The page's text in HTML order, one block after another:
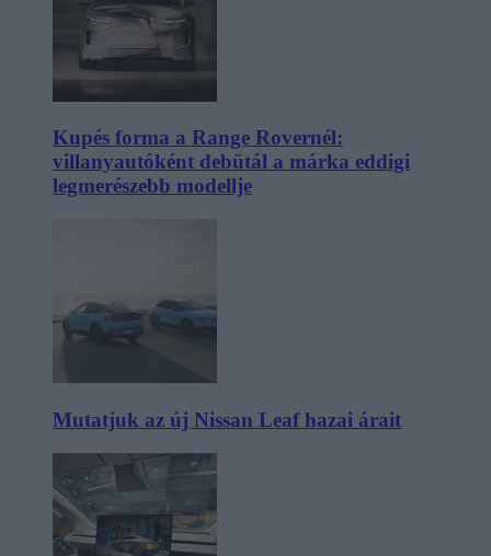
Kupés forma a Range Rovernél:
villanyautóként debütál a márka eddigi
legmerészebb modellje
Mutatjuk az új Nissan Leaf hazai árait